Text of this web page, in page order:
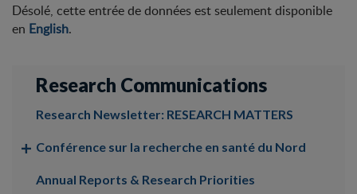
Désolé, cette entrée de données est seulement disponible
en English.
Research Communications
Research Newsletter: RESEARCH MATTERS
Conférence sur la recherche en santé du Nord
Annual Reports & Research Priorities